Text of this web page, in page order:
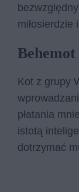
miłosierdzie
Behemot
Kot z grupy
płatania
istotą
dotrzymać